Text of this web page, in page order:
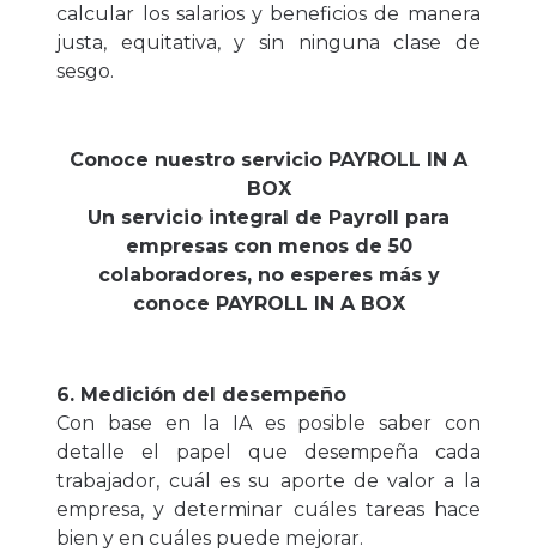
calcular los salarios y beneficios de manera
justa, equitativa, y sin ninguna clase de
sesgo.
Conoce nuestro servicio PAYROLL IN A
BOX
Un servicio integral de Payroll para
empresas con menos de 50
colaboradores, no esperes más y
conoce PAYROLL IN A BOX
6. Medición del desempeño
Con base en la IA es posible saber con
detalle el papel que desempeña cada
trabajador, cuál es su aporte de valor a la
empresa, y determinar cuáles tareas hace
bien y en cuáles puede mejorar.